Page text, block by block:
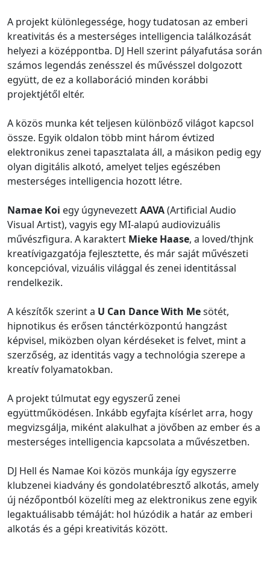
A projekt különlegessége, hogy tudatosan az emberi
kreativitás és a mesterséges intelligencia találkozását
helyezi a középpontba. DJ Hell szerint pályafutása során
számos legendás zenésszel és művésszel dolgozott
együtt, de ez a kollaboráció minden korábbi
projektjétől eltér.
A közös munka két teljesen különböző világot kapcsol
össze. Egyik oldalon több mint három évtized
elektronikus zenei tapasztalata áll, a másikon pedig egy
olyan digitális alkotó, amelyet teljes egészében
mesterséges intelligencia hozott létre.
Namae Koi egy úgynevezettAAVA(Artificial Audio
Visual Artist), vagyis egy MI-alapú audiovizuális
művészfigura. A karaktert Mieke Haase, a loved/thjnk
kreatívigazgatója fejlesztette, és már saját művészeti
koncepcióval, vizuális világgal és zenei identitással
rendelkezik.
A készítők szerint a U Can Dance With Mesötét,
hipnotikus és erősen tánctérközpontú hangzást
képvisel, miközben olyan kérdéseket is felvet, mint a
szerzőség, az identitás vagy a technológia szerepe a
kreatív folyamatokban.
A projekt túlmutat egy egyszerű zenei
együttműködésen. Inkább egyfajta kísérlet arra, hogy
megvizsgálja, miként alakulhat a jövőben az ember és a
mesterséges intelligencia kapcsolata a művészetben.
DJ Hell és Namae Koi közös munkája így egyszerre
klubzenei kiadvány és gondolatébresztő alkotás, amely
új nézőpontból közelíti meg az elektronikus zene egyik
legaktuálisabb témáját: hol húzódik a határ az emberi
alkotás és a gépi kreativitás között.